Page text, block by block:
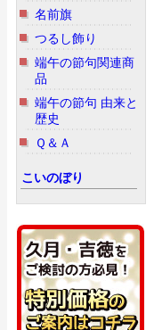
名前旗
つるし飾り
端午の節句関連商
品
端午の節句 由来と
歴史
Ｑ＆Ａ
こいのぼり